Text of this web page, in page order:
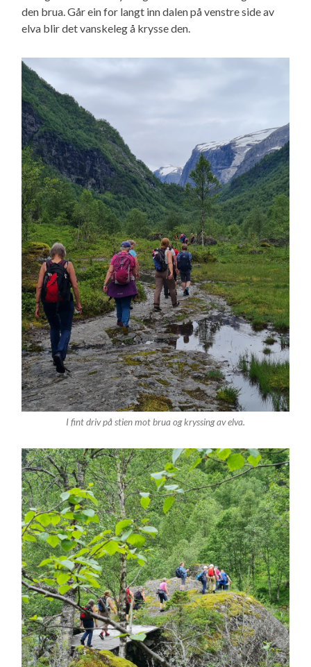
den brua. Går ein for langt inn dalen på venstre side av
elva blir det vanskeleg å krysse den.
I fint driv på stien mot brua og kryssing av elva.